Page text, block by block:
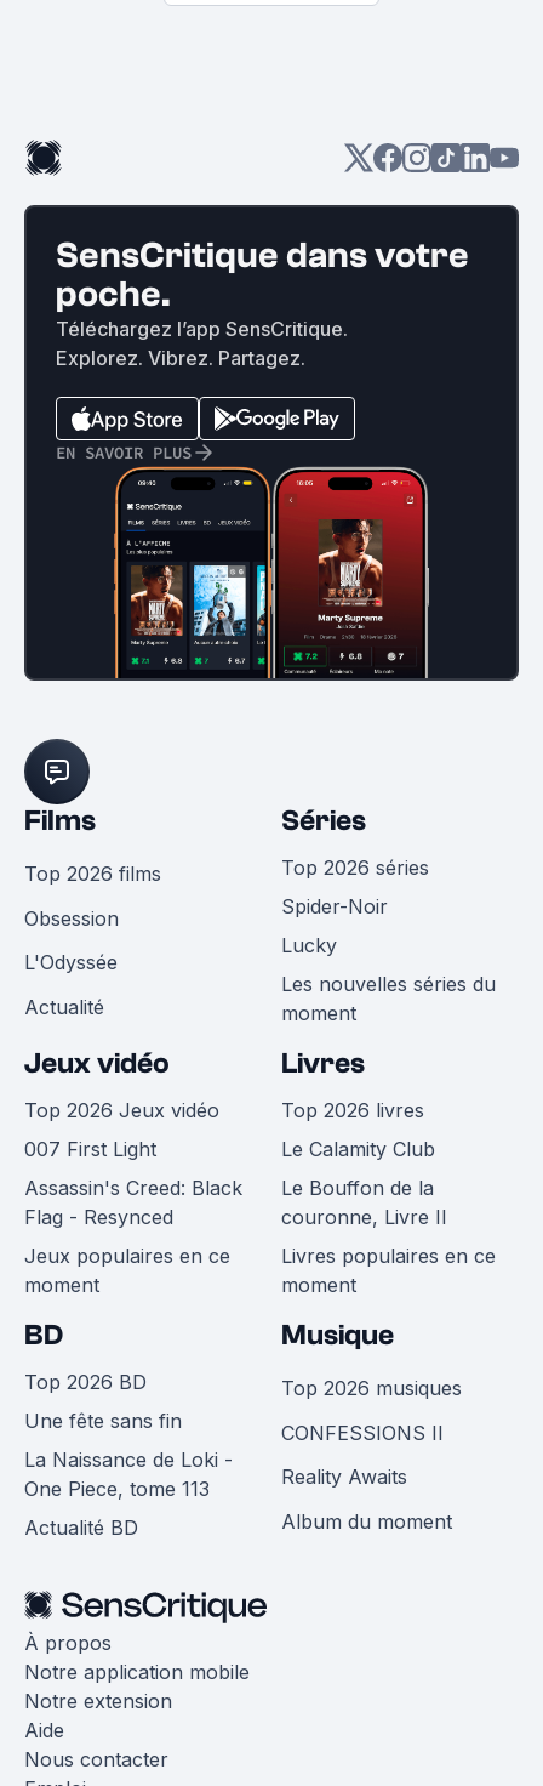
SensCritique dans votre
poche.
Téléchargez l’app SensCritique.
Explorez. Vibrez. Partagez.
EN SAVOIR PLUS
Films
Top 2026 films
Obsession
L'Odyssée
Actualité
Séries
Top 2026 séries
Spider-Noir
Lucky
Les nouvelles séries du
moment
Jeux vidéo
Top 2026 Jeux vidéo
007 First Light
Assassin's Creed: Black
Flag - Resynced
Jeux populaires en ce
moment
Livres
Top 2026 livres
Le Calamity Club
Le Bouffon de la
couronne, Livre II
Livres populaires en ce
moment
BD
Top 2026 BD
Une fête sans fin
La Naissance de Loki -
One Piece, tome 113
Actualité BD
Musique
Top 2026 musiques
CONFESSIONS II
Reality Awaits
Album du moment
À propos
Notre application mobile
Notre extension
Aide
Nous contacter